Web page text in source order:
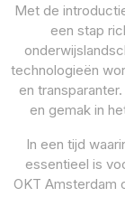
Met de
een stap
technologieën
en
en gemak in
In een tijd
essentieel is
OKT Amsterdam